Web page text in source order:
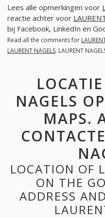
Lees alle opmerkingen voor
reactie achter voor
bij Facebook, LinkedIn en
Read all the comments for
LAURENT NAGELS. LAURENT
NAGELS
MAPS.
LOCATION OF
ON THE
ADDRESS